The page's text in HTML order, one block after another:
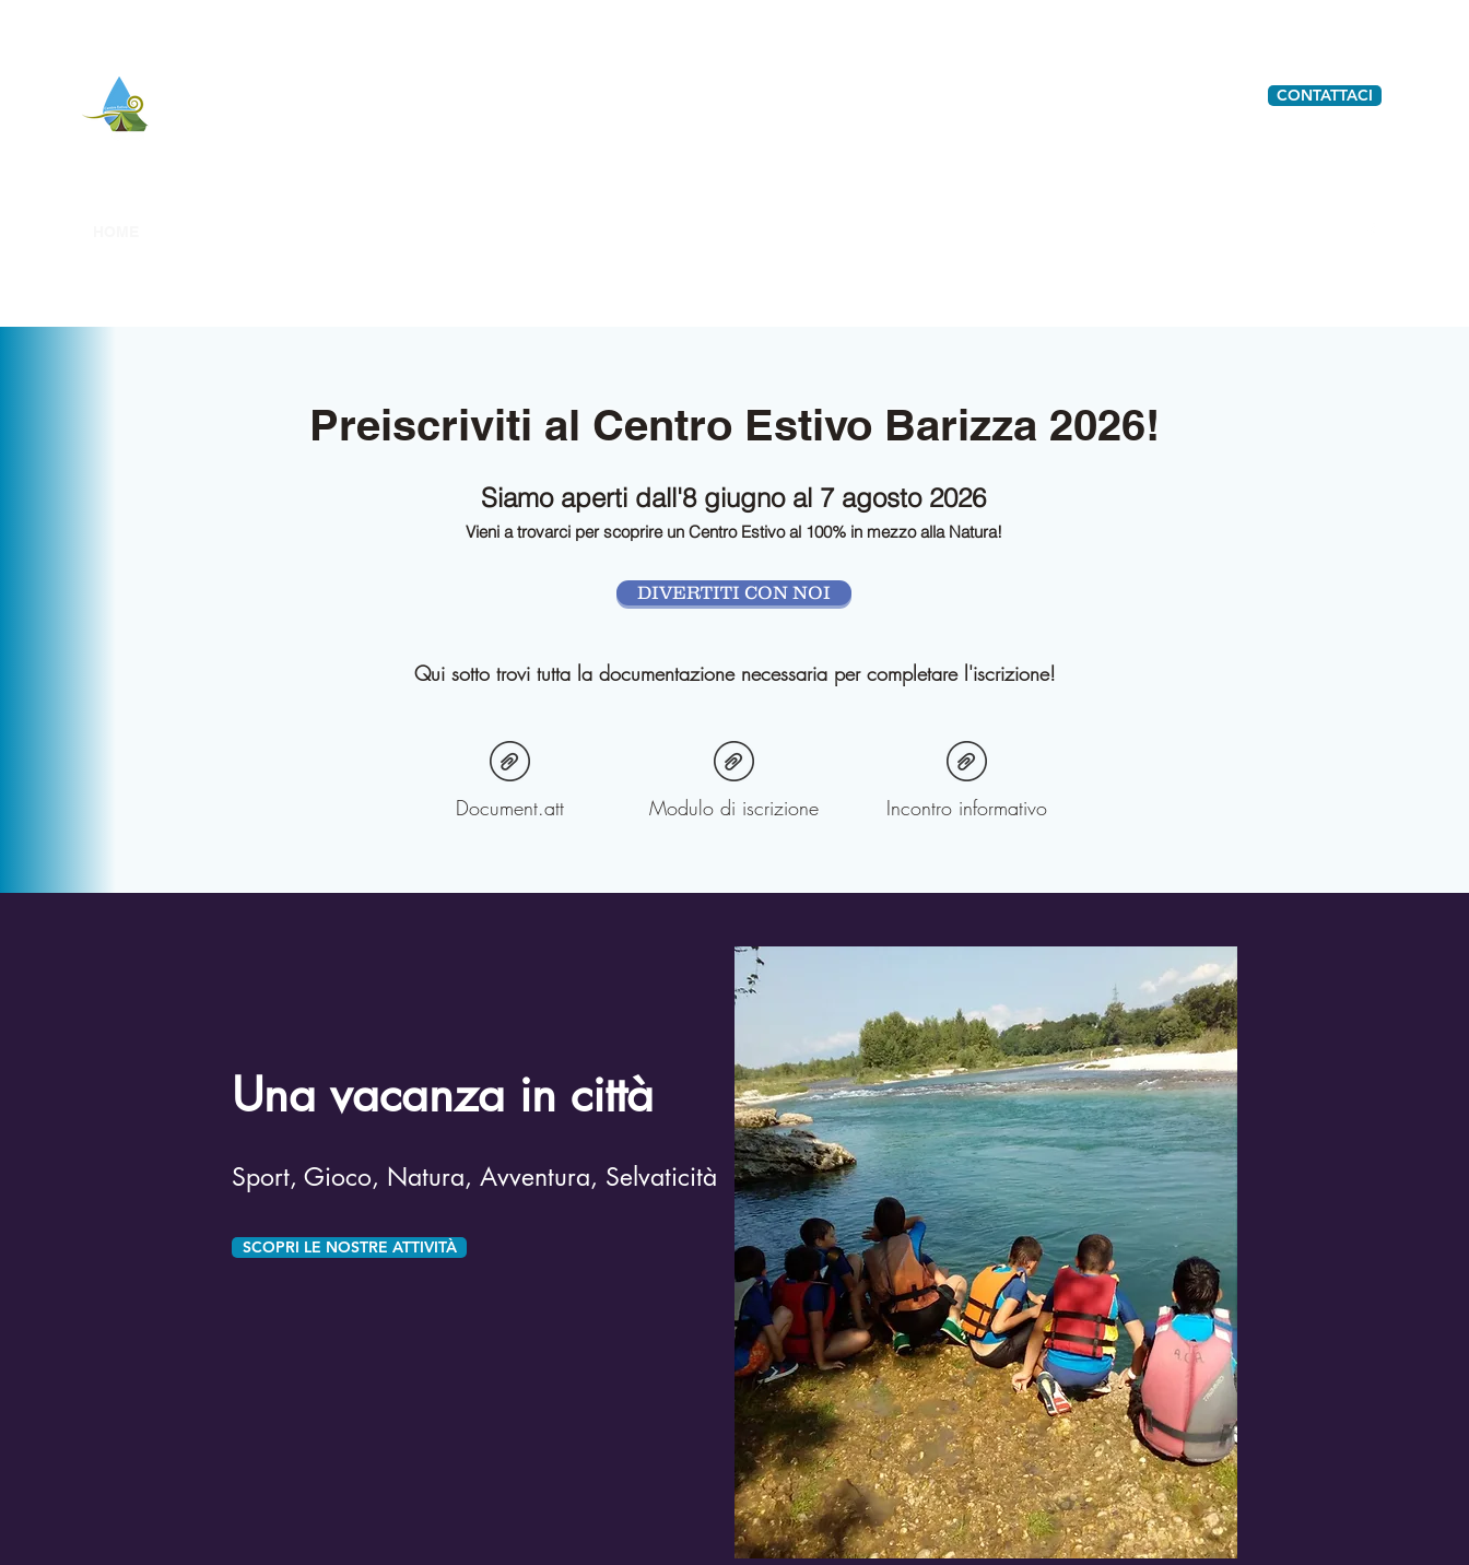
CONTATTACI
Preiscriviti al Centro Estivo Barizza 2026!
Siamo aperti dall'8 giugno al 7 agosto 2026
Vieni a trovarci per scoprire un Centro Estivo al 100% in mezzo alla Natura!
DIVERTITI CON NOI
Qui sotto trovi tutta la documentazione necessaria per completare l'iscrizione!
Document.att Modulo di iscrizione Incontro informativo
Una vacanza in città
Sport, Gioco, Natura, Avventura, Selvaticità
SCOPRI LE NOSTRE ATTIVITÀ